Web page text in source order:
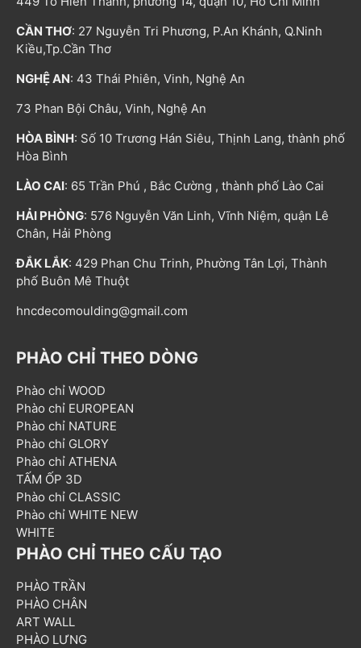
CẦN THƠ: 27 Nguyễn Tri Phương, P.An Khánh, Q.Ninh
Kiều,Tp.Cần Thơ
NGHỆ AN: 43 Thái Phiên, Vinh, Nghệ An
73 Phan Bội Châu, Vinh, Nghệ An
HÒA BÌNH: Số 10 Trương Hán Siêu, Thịnh Lang, thành phố
Hòa Bình
LÀO CAI: 65 Trần Phú , Bắc Cường , thành phố Lào Cai
HẢI PHÒNG: 576 Nguyễn Văn Linh, Vĩnh Niệm, quận Lê
Chân, Hải Phòng
ĐẮK LẮK: 429 Phan Chu Trinh, Phường Tân Lợi, Thành
phố Buôn Mê Thuột
hncdecomoulding@gmail.com
PHÀO CHỈ THEO DÒNG
Phào chỉ WOOD
Phào chỉ EUROPEAN
Phào chỉ NATURE
Phào chỉ GLORY
Phào chỉ ATHENA
TẤM ỐP 3D
Phào chỉ CLASSIC
Phào chỉ WHITE NEW
WHITE
PHÀO CHỈ THEO CẤU TẠO
PHÀO TRẦN
PHÀO CHÂN
ART WALL
PHÀO LƯNG